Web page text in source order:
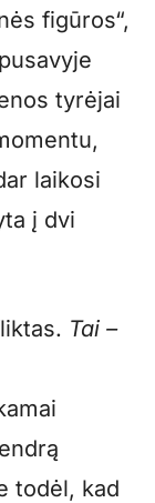
figūros“,
tyrėjai
laikosi
į dvi
Tai –
todėl, kad